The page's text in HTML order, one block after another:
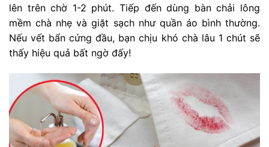
lên trên chờ 1-2 phút. Tiếp đến dùng bàn chải lông
mềm chà nhẹ và giặt sạch như quần áo bình thường.
Nếu vết bẩn cứng đầu, bạn chịu khó chà lâu 1 chút sẽ
thấy hiệu quả bất ngờ đấy!